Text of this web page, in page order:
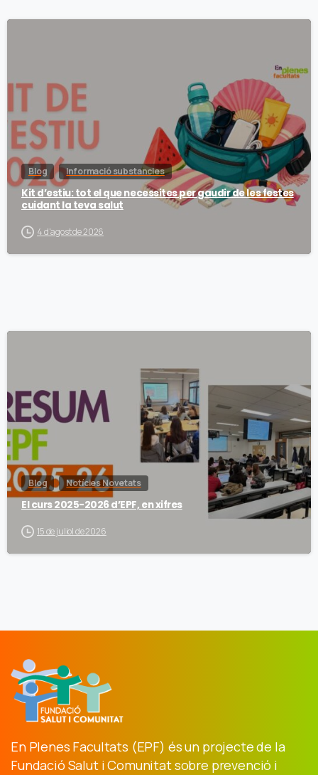
Blog Informació substancies
Kit d’estiu: tot el que necessites per gaudir de les festes
cuidant la teva salut
4 d'agost de 2026
Blog Notícies Novetats
El curs 2025-2026 d’EPF, en xifres
15 de juliol de 2026
En Plenes Facultats (EPF) és un projecte de la
Fundació Salut i Comunitat sobre prevenció i